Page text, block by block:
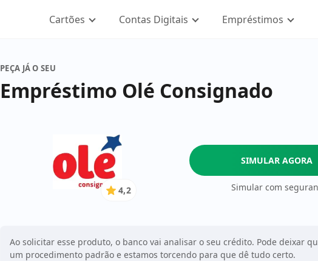
Cartões Contas Digitais Empréstimos
PEÇA JÁ O SEU
Empréstimo Olé Consignado
4.2
Estrelas
4,2
SIMULAR AGORA
Simular com
Ao solicitar esse produto, o banco vai analisar o seu crédito. Pode deixar
um procedimento padrão e estamos torcendo para que dê tudo certo.